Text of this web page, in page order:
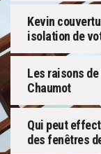
Kevin
isolation de
Les raisons
Chaumot
Qui peut
des fenêtres